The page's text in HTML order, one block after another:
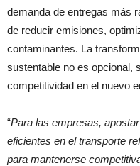
demanda de entregas más
de reducir emisiones,
contaminantes. La
sustentable no es opcional,
competitividad en el nuevo
“Para las empresas,
eficientes en el transporte
para mantenerse